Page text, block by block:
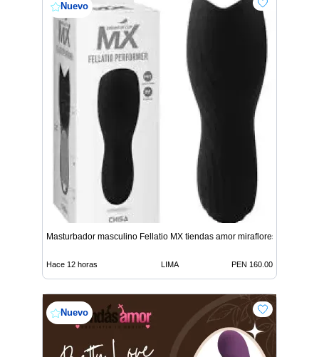
Nuevo
Masturbador masculino Fellatio MX tiendas amor miraflores
Hace 12 horas LIMA PEN 160.00
Nuevo